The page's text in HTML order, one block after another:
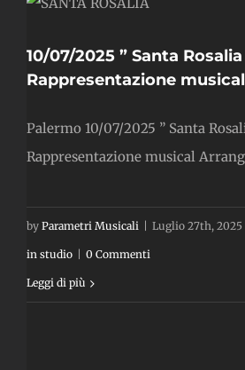
10/07/2025 ” Santa Rosalia
Rappresentazione musical
Palermo 10/07/2025 ” Santa
Rappresentazione musical
by Parametri Musicali Luglio 27th, 2025
in studio 0 Commenti
Leggi di più